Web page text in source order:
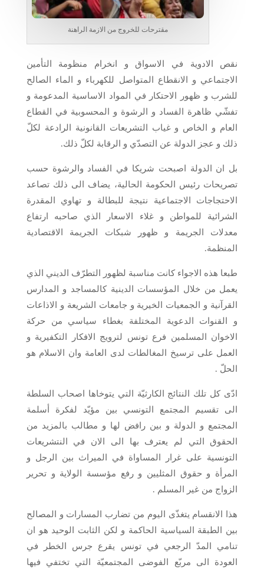
مقترحات للخروج من الازمة الراهنة
نقص الادوية في الاسواق و انخرام منظومة التأمين
الاجتماعي و الانقطاع المتواصل للكهرباء و الماء الصالح
للشرب و ظهور الاحتكار في المواد الاساسية المدعومة و
تفشّي ظاهرة الفساد و الرشوة و المحسوبية في القطاع
العام و الخاص و غياب التشريعات القانونية الرادعة لكلّ
ذلك و عجز الدولة عن التصدّي و الرقابة لكلّ ذلك.
بل ان الدولة اصبحت شريكا في الفساد والرشوة حسب
تصريحات رئيس الحكومة الحالية، يضاف الى ذلك تصاعد
الاحتجاجات الاجتماعية نتيجة للبطالة و تهاوي المقدرة
الشرائية للمواطن و غلاء الاسعار الذي صاحبه ارتفاع
معدلات الجريمة و ظهور شبكات الجريمة الاقتصادية
المنظمة.
طبعا هذه الاجواء كانت مناسبة لظهور التطرّف الديني الذي
يعمل من خلال المؤسسات الدينية كالمساجد و المدارس
القرآنية و الجمعيات الخيرية و جامعات الشريعة و الاذاعات
و القنوات الدعوية المختلفة بغطاء سياسي من حركة
الاخوان المسلمين فرع تونس لترويج الافكار التكفيرية و
العمل على ترسيخ المغالطات لدى العامة وان الاسلام هو
الحلّ .
ادّى كل تلك النتائج الكارثيّة التي يتوخاها اصحاب السلطة
الى تقسيم المجتمع التونسي بين مؤيّد لفكرة أسلمة
المجتمع و الدولة و بين رافض لها و مطالب بالمزيد من
الحقوق التي لم يعترف بها الى الان في النتشريعات
التونسية على غرار المساواة في الميراث بين الرجل و
المرأة و حقوق المثليين و رفع مؤسسة الولاية و تحرير
الزواج من غير المسلم .
هذا الانقسام يتغذّى اليوم من تضارب المسارات و المصالح
بين الطبقة السياسية الحاكمة و لكن الثابت الوحيد هو ان
تنامي المدّ الرجعي في تونس يقرع جرس الخطر في
العودة الى مربّع الفوضى المجتمعيّة التي تختفي فيها